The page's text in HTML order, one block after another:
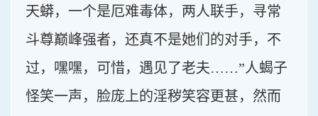
天蟒，一个是厄难毒体，两人联手，寻常
斗尊巅峰强者，还真不是她们的对手，不
过，嘿嘿，可惜，遇见了老夫……”人蝎子
怪笑一声，脸庞上的淫秽笑容更甚，然而